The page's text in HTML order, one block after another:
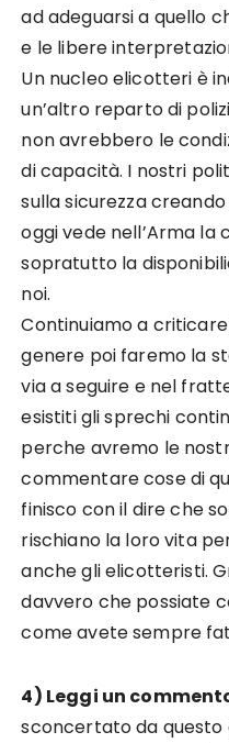
ad adeguarsi a quello
e le libere
Un nucleo elicotteri è
un’altro reparto di
non avrebbero le
di capacità. I nostri
sulla sicurezza
oggi vede nell’Arma la
sopratutto la
noi.
Continuiamo a
genere poi faremo la
via a seguire e nel
esistiti gli sprechi
perche avremo le
commentare cose di
finisco con il dire che
rischiano la loro vita
anche gli elicotteristi.
davvero che possiate
come avete sempre
4) Leggi un
sconcertato da questo